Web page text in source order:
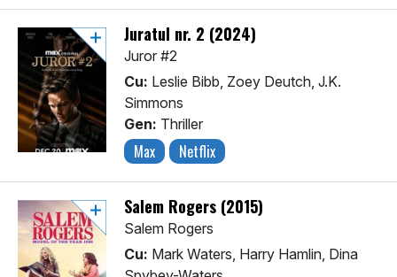
Juratul nr. 2 (2024)
Juror #2
Cu: Leslie Bibb, Zoey Deutch, J.K.
Simmons
Gen: Thriller
Max Netflix
Salem Rogers (2015)
Salem Rogers
Cu: Mark Waters, Harry Hamlin, Dina